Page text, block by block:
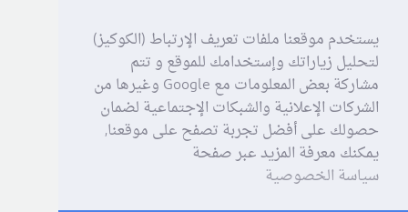
يستخدم موقعنا ملفات تعريف الإرتباط (الكوكيز)
لتحليل زياراتك وإستخدامك للموقع و تتم
مشاركة بعض المعلومات مع Google وغيرها من
الشركات الإعلانية والشبكات الإجتماعية لضمان
حصولك على أفضل تجربة تصفح على موقعنا,
يمكنك معرفة المزيد عبر صفحة
سياسة الخصوصية